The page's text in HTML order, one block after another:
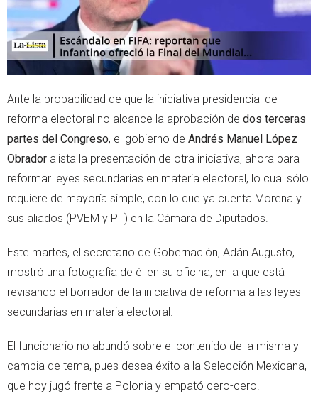
Ante la probabilidad de que la iniciativa presidencial de
reforma electoral no alcance la aprobación de dos terceras
partes del Congreso, el gobierno de Andrés Manuel López
Obrador alista la presentación de otra iniciativa, ahora para
reformar leyes secundarias en materia electoral, lo cual sólo
requiere de mayoría simple, con lo que ya cuenta Morena y
sus aliados (PVEM y PT) en la Cámara de Diputados.
Este martes, el secretario de Gobernación, Adán Augusto,
mostró una fotografía de él en su oficina, en la que está
revisando el borrador de la iniciativa de reforma a las leyes
secundarias en materia electoral.
El funcionario no abundó sobre el contenido de la misma y
cambia de tema, pues desea éxito a la Selección Mexicana,
que hoy jugó frente a Polonia y empató cero-cero.